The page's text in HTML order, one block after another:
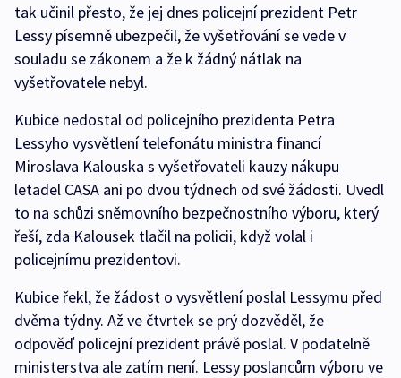
tak učinil přesto, že jej dnes policejní prezident Petr
Lessy písemně ubezpečil, že vyšetřování se vede v
souladu se zákonem a že k žádný nátlak na
vyšetřovatele nebyl.
Kubice nedostal od policejního prezidenta Petra
Lessyho vysvětlení telefonátu ministra financí
Miroslava Kalouska s vyšetřovateli kauzy nákupu
letadel CASA ani po dvou týdnech od své žádosti. Uvedl
to na schůzi sněmovního bezpečnostního výboru, který
řeší, zda Kalousek tlačil na policii, když volal i
policejnímu prezidentovi.
Kubice řekl, že žádost o vysvětlení poslal Lessymu před
dvěma týdny. Až ve čtvrtek se prý dozvěděl, že
odpověď policejní prezident právě poslal. V podatelně
ministerstva ale zatím není. Lessy poslancům výboru ve